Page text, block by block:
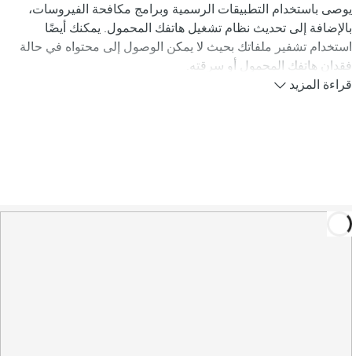
يوصى باستخدام التطبيقات الرسمية وبرامج مكافحة الفيروسات،
بالإضافة إلى تحديث نظام تشغيل هاتفك المحمول. يمكنك أيضًا
استخدام تشفير ملفاتك بحيث لا يمكن الوصول إلى محتواه في حالة
فقدان هاتفك المحمول أو سرقته.
قراءة المزيد